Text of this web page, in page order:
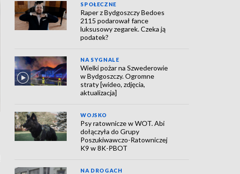
SPOŁECZNE
Raper z Bydgoszczy Bedoes
2115 podarował fance
luksusowy zegarek. Czeka ją
podatek?
NA SYGNALE
Wielki pożar na Szwederowie
w Bydgoszczy. Ogromne
straty [wideo, zdjęcia,
aktualizacja]
WOJSKO
Psy ratownicze w WOT. Abi
dołączyła do Grupy
Poszukiwawczo-Ratowniczej
K9 w 8K-PBOT
NA DROGACH